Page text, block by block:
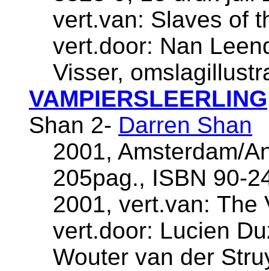
vert.van: Slaves of
vert.door: Nan
Visser,
VAMPIERSLEERLING
Shan 2- Darren Shan
2001, Amsterdam/
205pag., ISBN 90-
2001, vert.van: The
vert.door: Lucien
Wouter van der